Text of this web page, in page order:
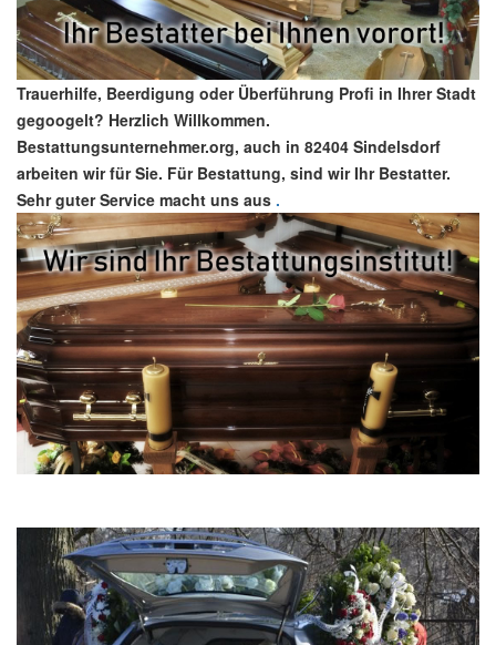
Trauerhilfe, Beerdigung oder Überführung Profi in Ihrer Stadt
gegoogelt? Herzlich Willkommen.
Bestattungsunternehmer.org, auch in 82404 Sindelsdorf
arbeiten wir für Sie. Für Bestattung, sind wir Ihr Bestatter.
Sehr guter Service macht uns aus .